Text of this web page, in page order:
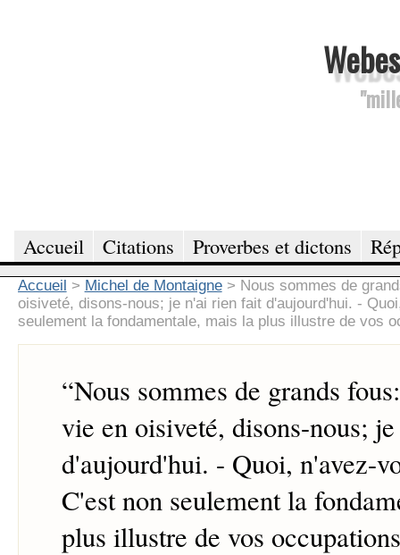
Accueil Citations Proverbes et dictons
Accueil > Michel de Montaigne > Nous sommes de
oisiveté, disons-nous; je n'ai rien fait d'aujourd'hui. -
seulement la fondamentale, mais la plus illustre de vos
“Nous sommes de grands
vie en oisiveté, disons-nous;
d'aujourd'hui. - Quoi, n'avez-
C'est non seulement la
plus illustre de vos